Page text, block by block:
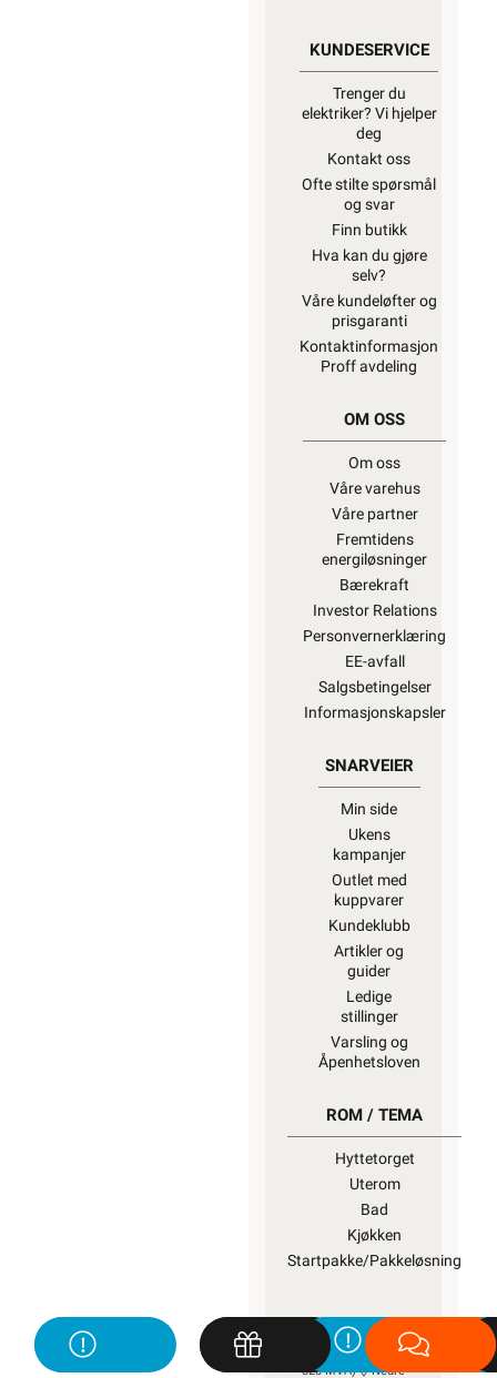
KUNDESERVICE
Trenger du
elektriker? Vi hjelper
deg
Kontakt oss
Ofte stilte spørsmål
og svar
Finn butikk
Hva kan du gjøre
selv?
Våre kundeløfter og
prisgaranti
Kontaktinformasjon
Proff avdeling
OM OSS
Om oss
Våre varehus
Våre partner
Fremtidens
energiløsninger
Bærekraft
Investor Relations
Personvernerklæring
EE-avfall
Salgsbetingelser
Informasjonskapsler
SNARVEIER
Min side
Ukens
kampanjer
Outlet med
kuppvarer
Kundeklubb
Artikler og
guider
Ledige
stillinger
Varsling og
Åpenhetsloven
ROM / TEMA
Hyttetorget
Uterom
Bad
Kjøkken
Startpakke/Pakkeløsning
ELEKTROIMPORTØREN
NORGE AS (NO 914 939
828 MVA)
Nedre